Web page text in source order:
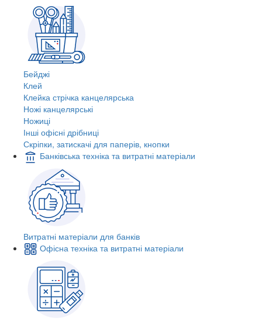
Бейджі
Клей
Клейка стрічка канцелярська
Ножі канцелярські
Ножиці
Інші офісні дрібниці
Скріпки, затискачі для паперів, кнопки
Банківська техніка та витратні матеріали
Витратні матеріали для банків
Офісна техніка та витратні матеріали